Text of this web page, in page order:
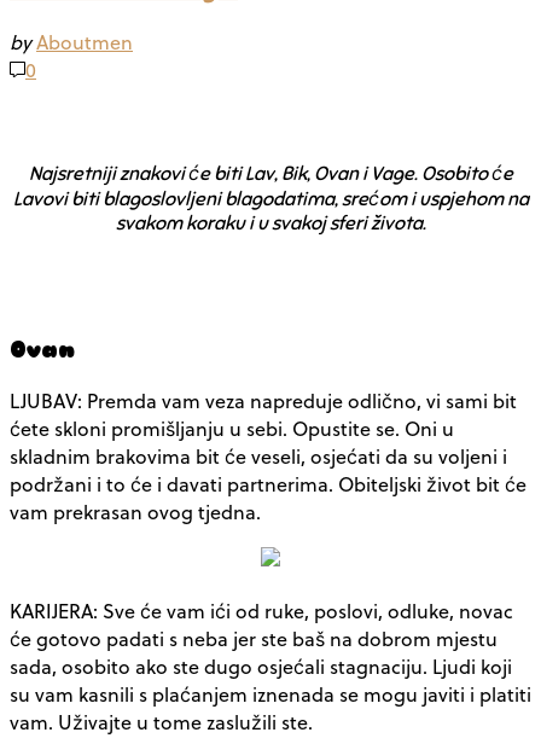
byAboutmen
0
Najsretniji znakovi će biti Lav, Bik, Ovan i Vage. Osobito će
Lavovi biti blagoslovljeni blagodatima, srećom i uspjehom na
svakom koraku i u svakoj sferi života.
Ovan
LJUBAV: Premda vam veza napreduje odlično, vi sami bit
ćete skloni promišljanju u sebi. Opustite se. Oni u
skladnim brakovima bit će veseli, osjećati da su voljeni i
podržani i to će i davati partnerima. Obiteljski život bit će
vam prekrasan ovog tjedna.
KARIJERA: Sve će vam ići od ruke, poslovi, odluke, novac
će gotovo padati s neba jer ste baš na dobrom mjestu
sada, osobito ako ste dugo osjećali stagnaciju. Ljudi koji
su vam kasnili s plaćanjem iznenada se mogu javiti i platiti
vam. Uživajte u tome zaslužili ste.